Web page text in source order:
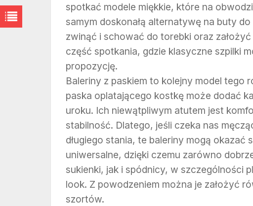
spotkać modele miękkie, które na
samym doskonałą alternatywę na buty
zwinąć i schować do torebki oraz
część spotkania, gdzie klasyczne szpilki
propozycję.
Baleriny z paskiem to kolejny model tego
paska oplatającego kostkę może dodać
uroku. Ich niewątpliwym atutem jest
stabilność. Dlatego, jeśli czeka nas
długiego stania, te baleriny mogą okazać
uniwersalne, dzięki czemu zarówno
sukienki, jak i spódnicy, w szczególności
look. Z powodzeniem można je założyć
szortów.